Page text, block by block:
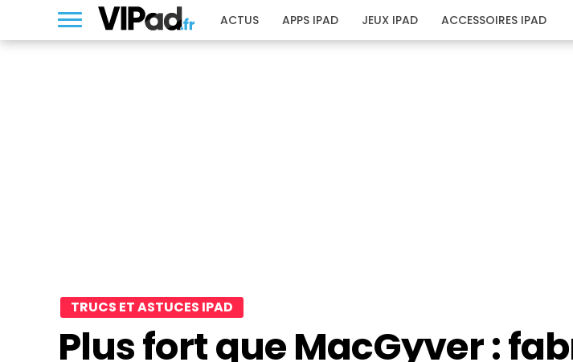
ACTUS APPS IPAD JEUX IPAD ACCESSOIRES IPAD
TRUCS ET ASTUCES IPAD
Plus fort que MacGyver :